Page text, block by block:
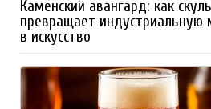
Каменский авангард: как
превращает индустриальную
в искусство